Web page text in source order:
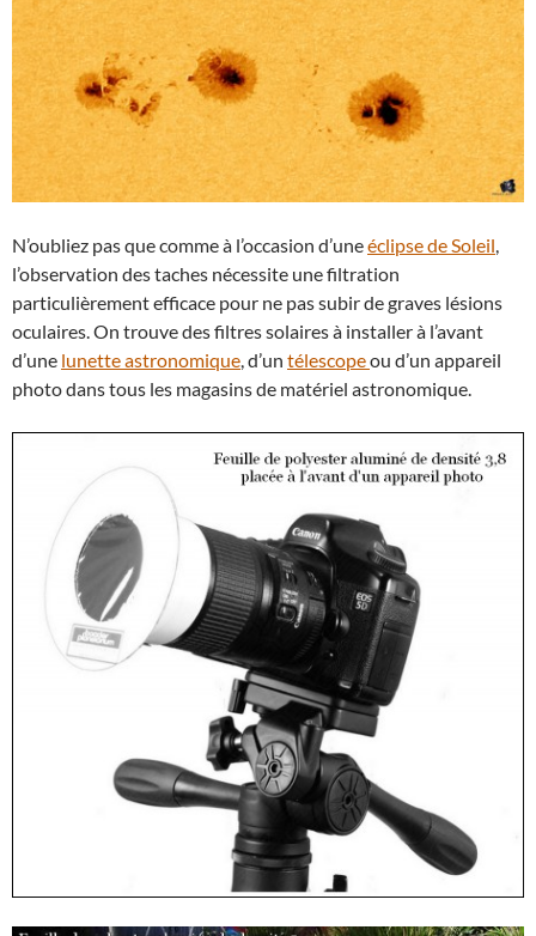
N’oubliez pas que comme à l’occasion d’uneéclipse de Soleil
l’observation des taches nécessite une filtration
particulièrement efficace pour ne pas subir de graves lésions
oculaires. On trouve des filtres solaires à installer à l’avant
d’une lunette astronomique , d’un télescopeou d’un appareil
photo dans tous les magasins de matériel astronomique.